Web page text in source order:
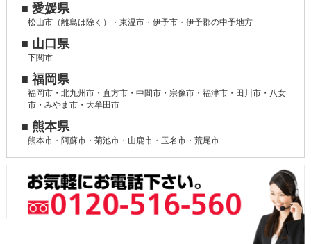
■ 愛媛県
松山市（離島は除く）・東温市・伊予市・伊予郡の中予地方
■ 山口県
下関市
■ 福岡県
福岡市・北九州市・直方市・中間市・宗像市・福津市・田川市・八女
市・みやま市・大牟田市
■ 熊本県
熊本市・阿蘇市・菊池市・山鹿市・玉名市・荒尾市